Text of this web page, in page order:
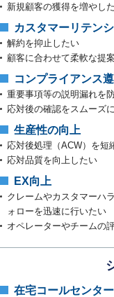
新規顧客の獲得を増やし
カスタマーリテン
解約を抑止したい
顧客に合わせて柔軟な提
コンプライアンス
重要事項等の説明漏れを
応対後の確認をスムーズ
生産性の向上
応対後処理（ACW）を短
応対品質を向上したい
EX向上
クレームやカスタマーハ
ォローを迅速に行いたい
オペレーターやチームの
在宅コールセンター